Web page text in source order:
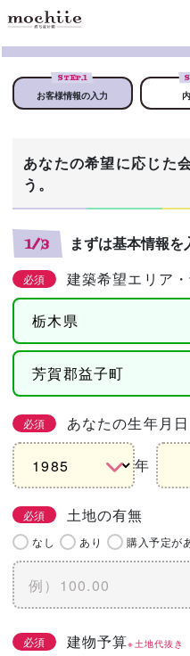
STEP.1
お客様情報の入力
あなたの希望に応じた
う。
1/3 まずは基本情報を
必須 建築希望エリア
必須 あなたの生年月日
年
必須 土地の有無
なし あり 購入予定が
必須 建物予算※土地代抜き